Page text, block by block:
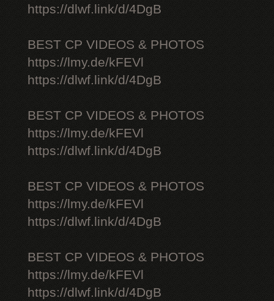
https://dlwf.link/d/4DgB
BEST CP VIDEOS & PHOTOS
https://lmy.de/kFEVl
https://dlwf.link/d/4DgB
BEST CP VIDEOS & PHOTOS
https://lmy.de/kFEVl
https://dlwf.link/d/4DgB
BEST CP VIDEOS & PHOTOS
https://lmy.de/kFEVl
https://dlwf.link/d/4DgB
BEST CP VIDEOS & PHOTOS
https://lmy.de/kFEVl
https://dlwf.link/d/4DgB